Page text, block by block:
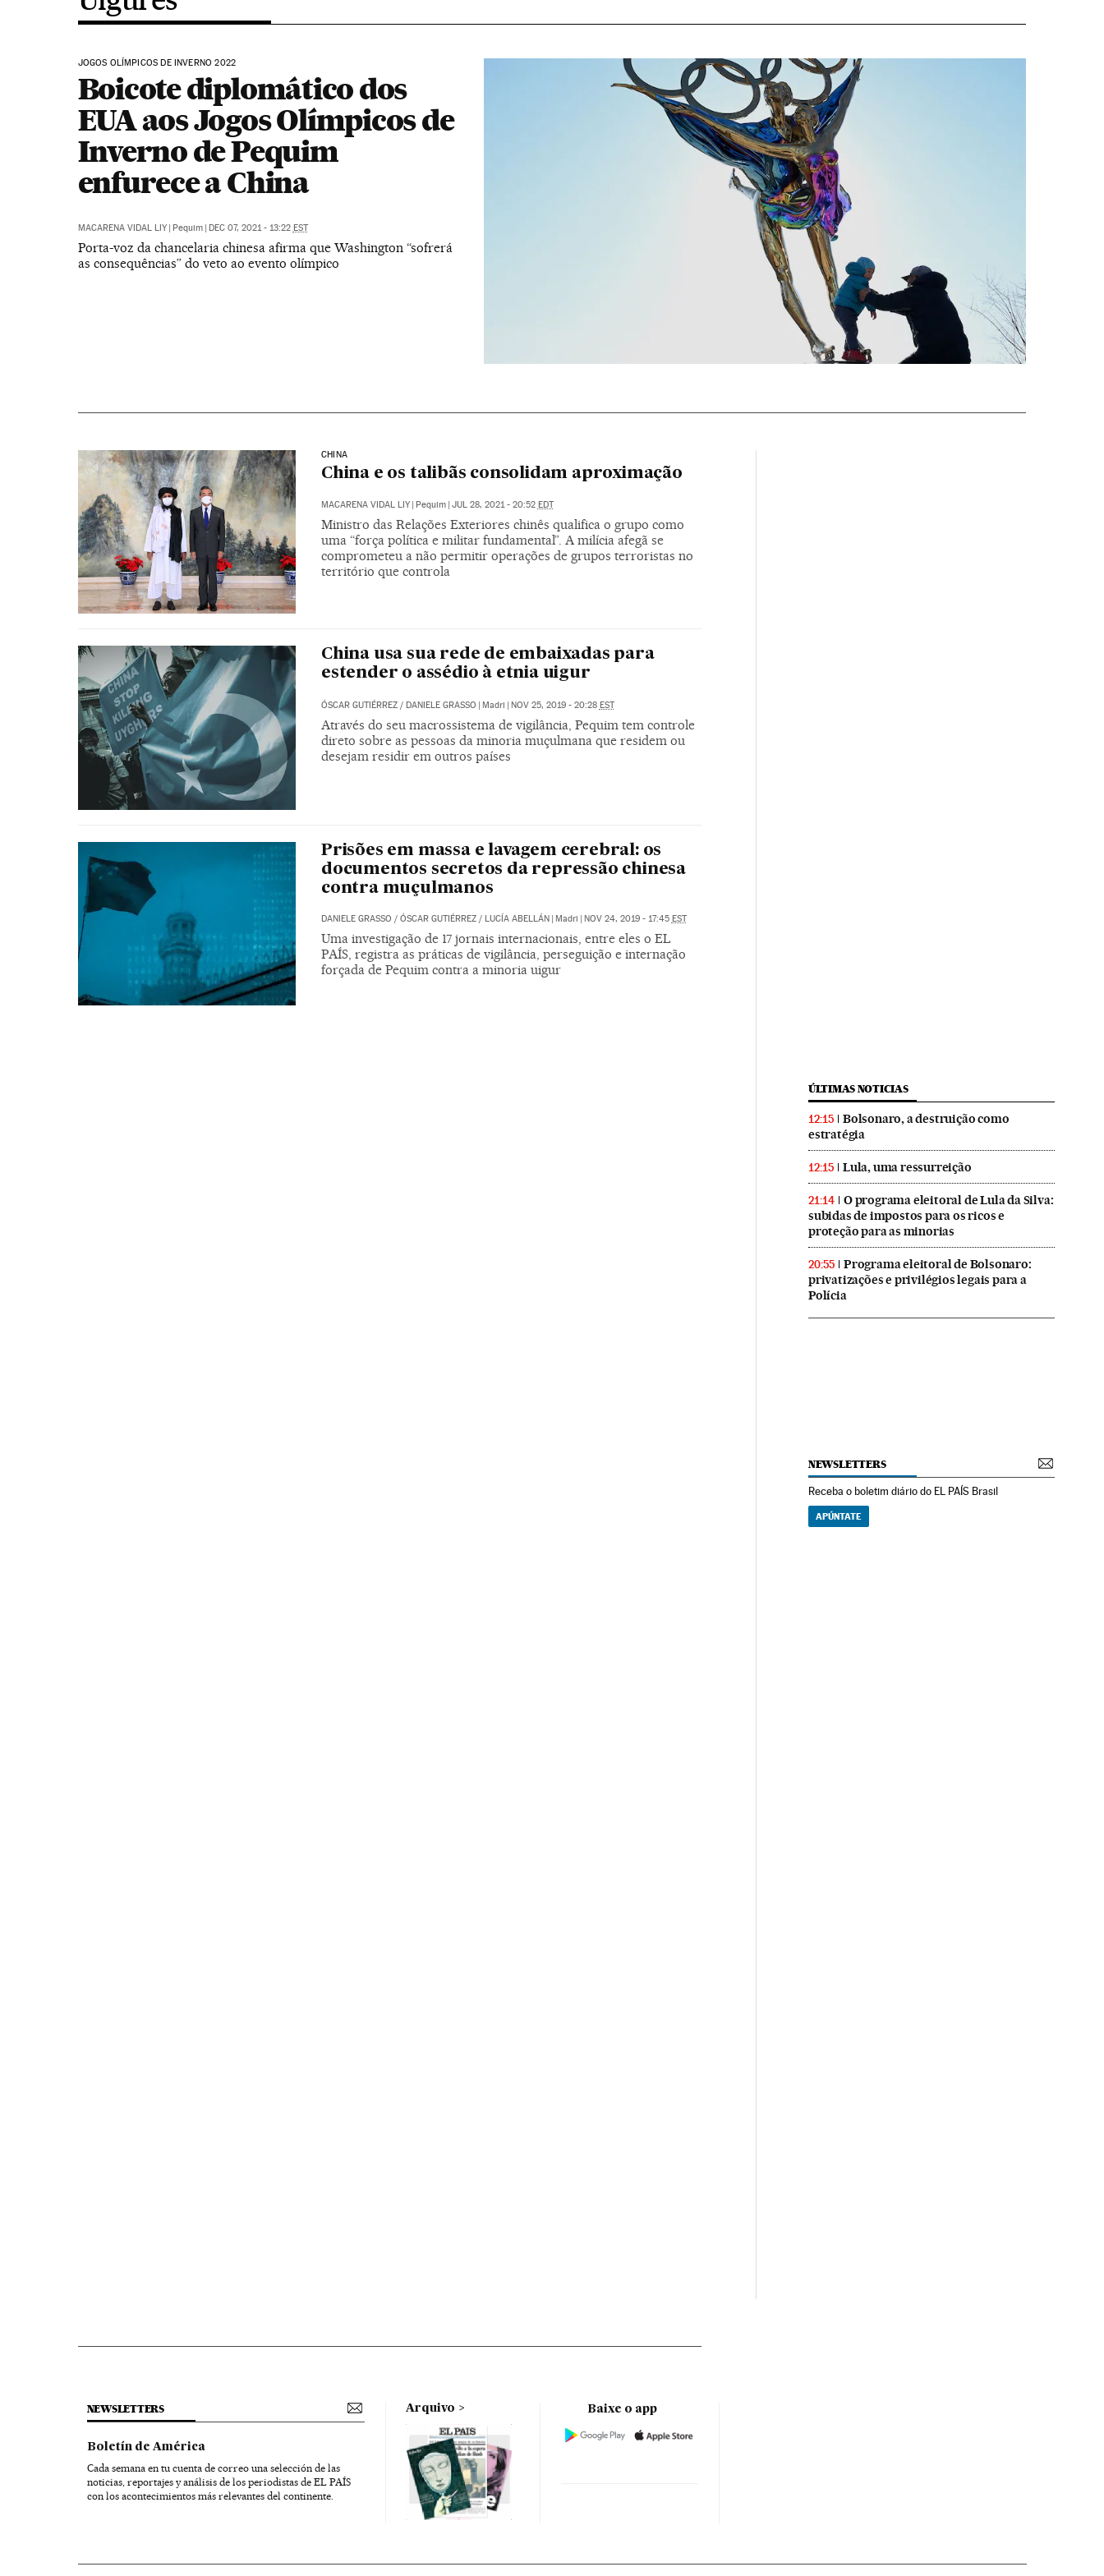
JOGOS OLÍMPICOS DE INVERNO 2022
Boicote diplomático dos
EUA aos Jogos Olímpicos de
Inverno de Pequim
enfurece a China
MACARENA VIDAL LIY | Pequim | DEC 07, 2021 - 13:22 EST
Porta-voz da chancelaria chinesa afirma que Washington “sofrerá
as consequências” do veto ao evento olímpico
CHINA
China e os talibãs consolidam aproximação
MACARENA VIDAL LIY | Pequim | JUL 28, 2021 - 20:52 EDT
Ministro das Relações Exteriores chinês qualifica o grupo como
uma “força política e militar fundamental”. A milícia afegã se
comprometeu a não permitir operações de grupos terroristas no
território que controla
China usa sua rede de embaixadas para
estender o assédio à etnia uigur
ÓSCAR GUTIÉRREZ/ DANIELE GRASSO Madri NOV 25, 2019 - 20:28 EST
Através do seu macrossistema de vigilância, Pequim tem controle
direto sobre as pessoas da minoria muçulmana que residem ou
desejam residir em outros países
Prisões em massa e lavagem cerebral: os
documentos secretos da repressão chinesa
contra muçulmanos
DANIELE GRASSO / ÓSCAR GUTIÉRREZ/ LUCÍA ABELLÁN Madri NOV 24, 2019 - 17:45 EST
Uma investigação de 17 jornais internacionais, entre eles o EL
PAÍS, registra as práticas de vigilância, perseguição e internação
forçada de Pequim contra a minoria uigur
ÚLTIMAS NOTICIAS
12:15
Bolsonaro, a destruição como
estratégia
12:15 Lula, uma ressurreição
21:14
O programa eleitoral de Lula da Silva:
subidas de impostos para os ricos e
proteção para as minorias
20:55
Programa eleitoral de Bolsonaro:
privatizações e privilégios legais para a
Polícia
NEWSLETTERS
Receba o boletim diário do EL PAÍS Brasil
APÚNTATE
NEWSLETTERS
Boletín de América
Cada semana en tu cuenta de correo una selección de las
noticias, reportajes y análisis de los periodistas de EL PAÍS
con los acontecimientos más relevantes del continente.
Arquivo Baixe o app